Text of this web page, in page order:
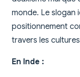
monde. Le slogan
positionnement
travers les
En Inde :